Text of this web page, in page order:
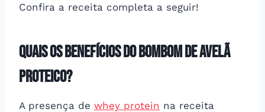
Confira a receita completa a seguir!
Quais os benefícios do bombom de avelã
proteico?
A presença de whey protein na receita